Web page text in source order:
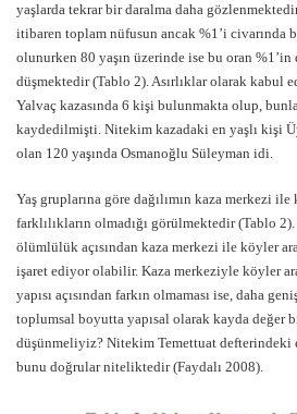
yaşlarda tekrar bir daralma daha
itibaren toplam nüfusun ancak %1’i
olunurken 80 yaşın üzerinde ise bu oran
düşmektedir (Tablo 2). Asırlıklar olarak kabul
Yalvaç kazasında 6 kişi bulunmakta olup,
kaydedilmişti. Nitekim kazadaki en yaşlı kişi
olan 120 yaşında Osmanoğlu Süleyman idi.
Yaş gruplarına göre dağılımın kaza merkezi
farklılıkların olmadığı görülmektedir (Tablo
ölümlülük açısından kaza merkezi ile köyler
işaret ediyor olabilir. Kaza merkeziyle köyler
yapısı açısından farkın olmaması ise, daha
toplumsal boyutta yapısal olarak kayda değer
düşünmeliyiz? Nitekim Temettuat defterindeki
bunu doğrular niteliktedir (Faydalı 2008).